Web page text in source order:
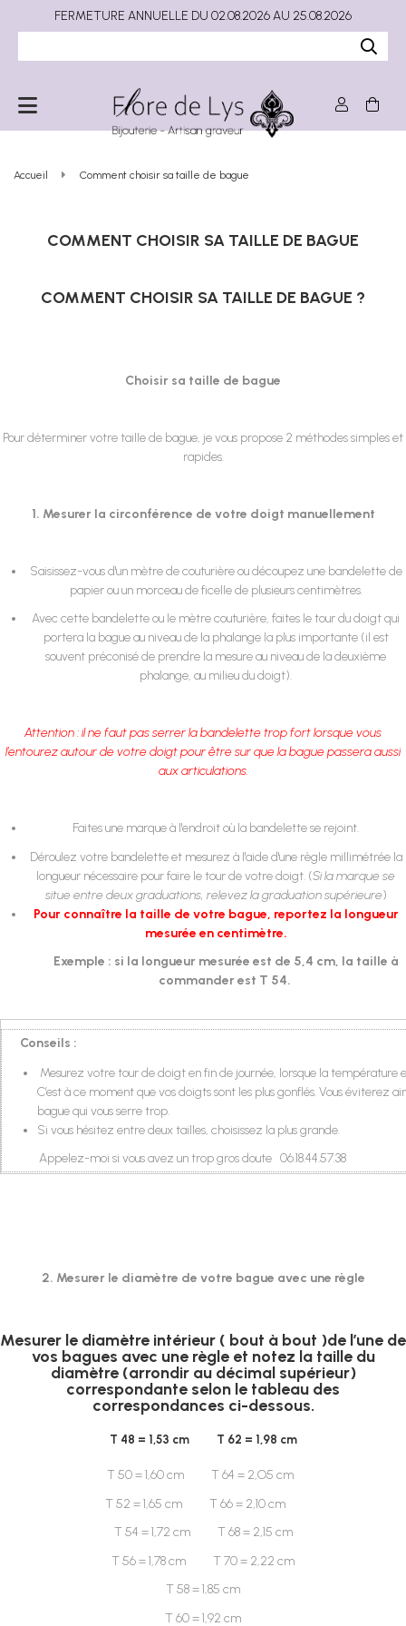
Accueil Comment choisir sa taille de bague
COMMENT CHOISIR SA TAILLE DE BAGUE
COMMENT CHOISIR SA TAILLE DE BAGUE ?
Choisir sa taille de bague
Pour déterminer votre taille de bague, je vous propose 2 méthodes simples et
rapides.
1. Mesurer la circonférence de votre doigt manuellement
Saisissez-vous d'un mètre de couturière ou découpez une bandelette de
papier ou un morceau de ficelle de plusieurs centimètres.
Avec cette bandelette ou le mètre couturière, faites le tour du doigt qui
portera la bague au niveau de la phalange la plus importante (il est
souvent préconisé de prendre la mesure au niveau de la deuxième
phalange, au milieu du doigt).
Attention : il ne faut pas serrer la bandelette trop fort lorsque vous
l’entourez autour de votre doigt pour être sur que la bague passera aussi
aux articulations.
Faites une marque à l'endroit où la bandelette se rejoint.
Déroulez votre bandelette et mesurez à l'aide d'une règle millimétrée la
longueur nécessaire pour faire le tour de votre doigt. (Si la marque se
situe entre deux graduations, relevez la graduation supérieure)
Pour connaître la taille de votre bague, reportez la longueur
mesurée en centimètre.
Exemple : si la longueur mesurée est de 5,4 cm, la taille à
commander est T 54.
Conseils :
Mesurez votre tour de doigt en fin de journée, lorsque la
C’est à ce moment que vos doigts sont les plus gonflés. Vous éviterez
bague qui vous serre trop.
Si vous hésitez entre deux tailles, choisissez la plus grande.
Appelez-moi si vous avez un trop gros doute 06.18.44.57.38
2. Mesurer le diamètre de votre bague avec une règle
Mesurer le diamètre intérieur ( bout à bout )de l’une de
vos bagues avec une règle et notez la taille du
diamètre (arrondir au décimal supérieur)
correspondante selon le tableau des
correspondances ci-dessous.
T 48 = 1,53 cm T 62 = 1,98 cm
T 50 = 1,60 cm T 64 = 2,O5 cm
T 52 = 1,65 cm T 66 = 2,10 cm
T 54 = 1,72 cm T 68 = 2,15 cm
T 56 = 1,78 cm T 70 = 2,22 cm
T 58 = 1,85 cm
T 60 = 1,92 cm
FERMETURE ANNUELLE DU 02.08.2026 AU 25.08.2026